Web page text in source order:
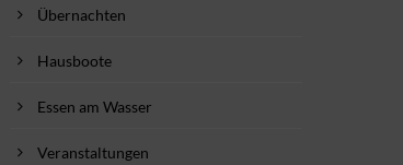
Übernachten
Hausboote
Essen am Wasser
Veranstaltungen